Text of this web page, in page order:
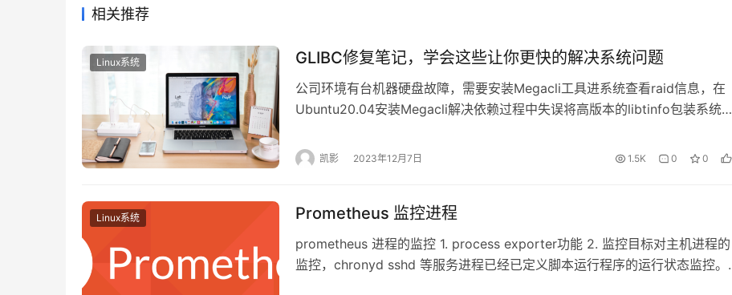
[root@localhost
[root@localhost
# ls
6、追加内容成功后这里cat一下确定成功后，修改权限为644
[root@localhost .ssh]
# cat authorized_keys
[root@localhost .ssh]
# chmod 644 authorized_keys
关于权限注意：
对普通用户，建议设置成600 权限: chmod 600 authorized_keys
对root用户，建议设置成644权限: authorized_keys
相关推荐
Linux系统 GLIBC修复笔记，学会这些让你更快的解决系统问题
公司环境有台机器硬盘故障，需要安装Megacli工具进系统查看raid信息，在
Ubuntu20.04安装Megacli解决依赖过程中失误将高版本的libtinfo包装系统上
景 公司环境有台机器硬盘故障，需要安装megacli工具进系统查看raid信息，
凯影 2023年12月7日 1.5K 0 0
Linux系统 Prometheus 监控进程
prometheus 进程的监控 1. process exporter功能 2. 监控目标对主机进程的
监控，chronyd sshd 等服务进程已经已定义脚本运行程序的运行状态监控。